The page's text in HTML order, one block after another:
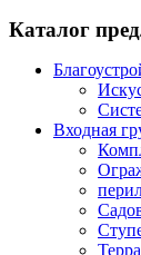
Каталог
Входная